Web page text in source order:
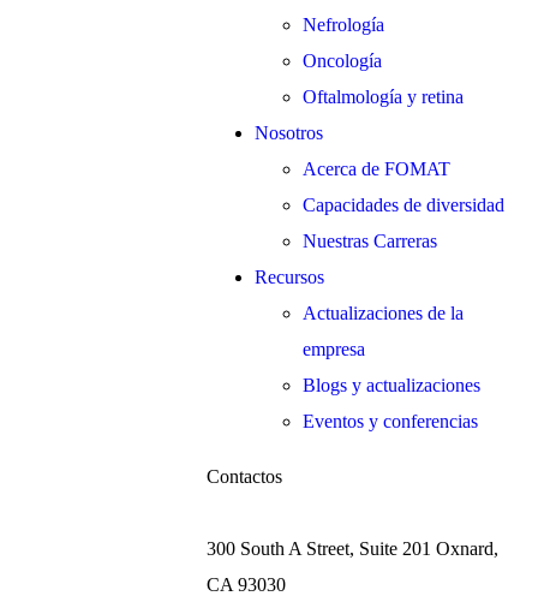
Nefrología
Oncología
Oftalmología y retina
Nosotros
Acerca de FOMAT
Capacidades de diversidad
Nuestras Carreras
Recursos
Actualizaciones de la
empresa
Blogs y actualizaciones
Eventos y conferencias
Contactos
300 South A Street, Suite 201 Oxnard,
CA 93030